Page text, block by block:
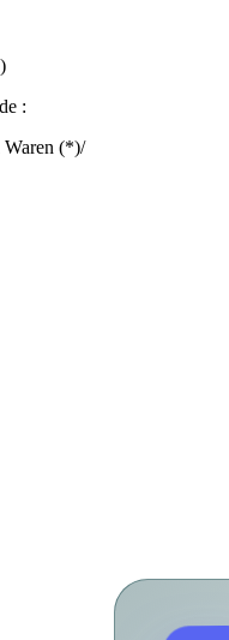
:
Waren (*)/